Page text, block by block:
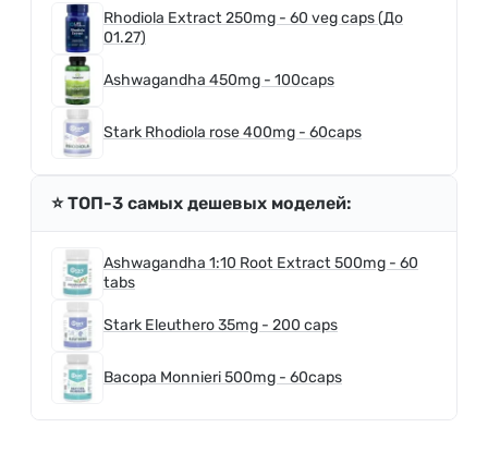
Rhodiola Extract 250mg - 60 veg caps (До
01.27)
Ashwagandha 450mg - 100caps
Stark Rhodiola rose 400mg - 60caps
⭐️ ТОП-3 самых дешевых моделей:
Ashwagandha 1:10 Root Extract 500mg - 60
tabs
Stark Eleuthero 35mg - 200 caps
Bacopa Monnieri 500mg - 60caps